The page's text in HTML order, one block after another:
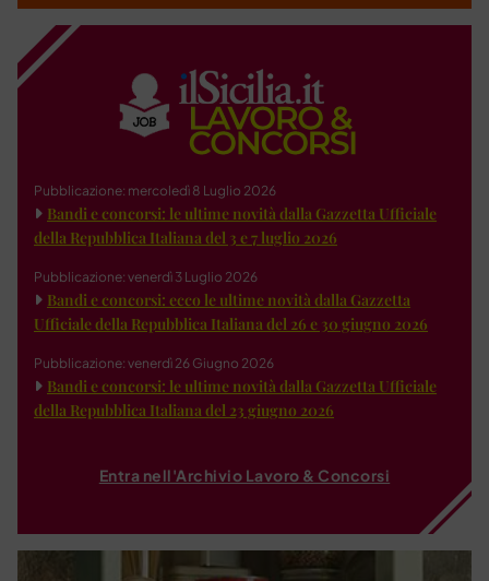
Pubblicazione: mercoledì 8 Luglio 2026
Bandi e concorsi: le ultime novità dalla Gazzetta Ufficiale
della Repubblica Italiana del 3 e 7 luglio 2026
Pubblicazione: venerdì 3 Luglio 2026
Bandi e concorsi: ecco le ultime novità dalla Gazzetta
Ufficiale della Repubblica Italiana del 26 e 30 giugno 2026
Pubblicazione: venerdì 26 Giugno 2026
Bandi e concorsi: le ultime novità dalla Gazzetta Ufficiale
della Repubblica Italiana del 23 giugno 2026
Entra nell'Archivio Lavoro & Concorsi